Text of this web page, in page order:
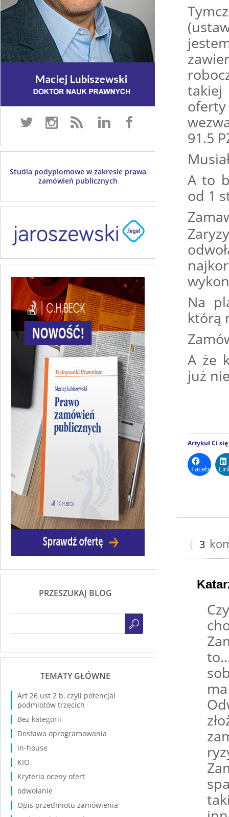
takiej
oferty
91.5
A to
od 1
Na
którą
A że
już
Artykuł Ci
Facebook
{ 3
Studia podyplomowe w zakresie prawa
zamówień publicznych
PRZESZUKAJ BLOG
TEMATY GŁÓWNE
Art 26 ust 2 b, czyli potencjał
podmiotów trzecich
Bez kategorii
Dostawa oprogramowania
in-house
KIO
Kryteria oceny ofert
odwołanie
Opis przedmiotu zamówienia